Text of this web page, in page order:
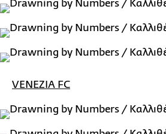
VENEZIA FC